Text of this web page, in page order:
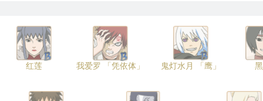
红莲 我爱罗 「凭依体」 鬼灯水月 「鹰」